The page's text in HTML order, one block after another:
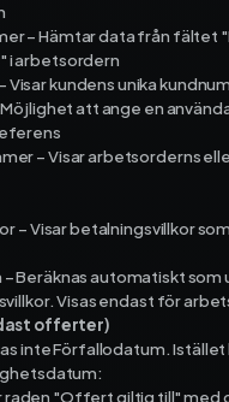
– Hämtar data från fältet
i arbetsordern
Visar kundens unika
att ange en
– Visar arbetsorderns
– Visar betalningsvillkor
Beräknas automatiskt
Visas endast för
offerter)
inte Förfallodatum. Istället
raden "Offert giltig till"